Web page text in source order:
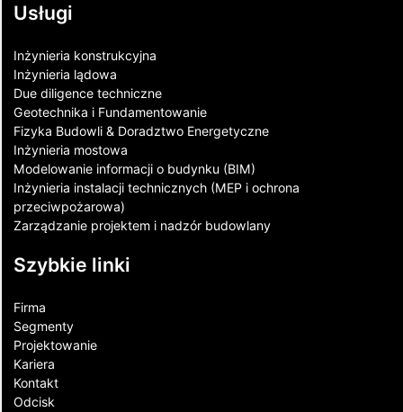
Usługi
Inżynieria konstrukcyjna
Inżynieria lądowa
Due diligence techniczne
Geotechnika i Fundamentowanie
Fizyka Budowli & Doradztwo Energetyczne
Inżynieria mostowa
Modelowanie informacji o budynku (BIM)
Inżynieria instalacji technicznych (MEP i ochrona
przeciwpożarowa)
Zarządzanie projektem i nadzór budowlany
Szybkie linki
Firma
Segmenty
Projektowanie
Kariera
Kontakt​
Odcisk